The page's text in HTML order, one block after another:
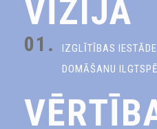
VĪZIJA
01.
IZGLĪTĪBAS
DOMĀŠANU